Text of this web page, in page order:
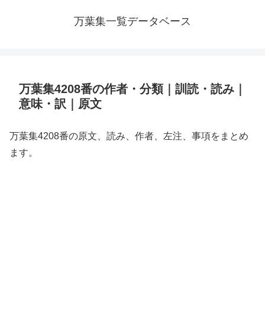
万葉集一覧データベース
万葉集4208番の作者・分類｜訓読・読み｜
意味・訳｜原文
万葉集4208番の原文、読み、作者、左注、事項をまとめ
ます。